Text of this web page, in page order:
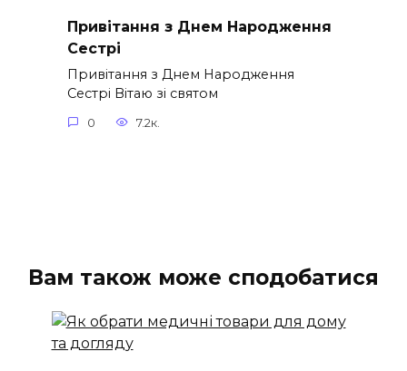
Привітання з Днем Народження
Сестрі
Привітання з Днем Народження
Сестрі Вітаю зі святом
0 7.2к.
Вам також може сподобатися